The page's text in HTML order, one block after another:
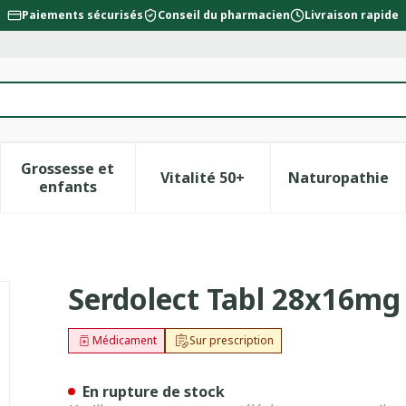
Paiements sécurisés Conseil du pharmacien Livraison rapide
catégorie Beauté, soins et hygiène
sous-menu pour la catégorie Régime, alimentation &
Grossesse et
enfants
Afficher le sous-menu pour la catégorie
Vitalité 50+Afficher le sous-menu pour
Naturopathie
Afficher
Serdolect Tabl 28x16mg
Sur prescription
Médicament
En rupture de stock